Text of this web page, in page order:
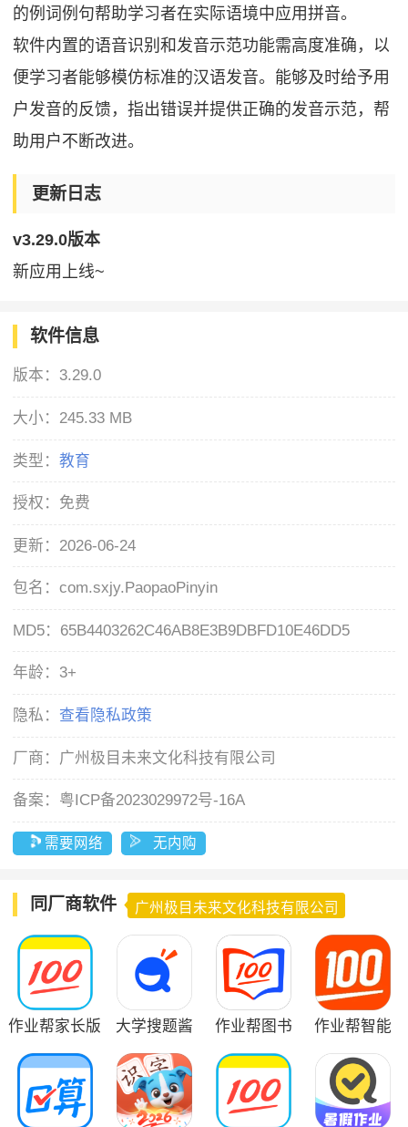
的例词例句帮助学习者在实际语境中应用拼音。
软件内置的语音识别和发音示范功能需高度准确，以
便学习者能够模仿标准的汉语发音。能够及时给予用
户发音的反馈，指出错误并提供正确的发音示范，帮
助用户不断改进。
更新日志
v3.29.0版本
新应用上线~
软件信息
版本： 3.29.0
大小： 245.33 MB
类型：教育
授权： 免费
更新： 2026-06-24
包名：com.sxjy.PaopaoPinyin
MD5： 65B4403262C46AB8E3B9DBFD10E46DD5
年龄： 3+
隐私： 查看隐私政策
厂商： 广州极目未来文化科技有限公司
备案： 粤ICP备2023029972号-16A
需要网络 无内购
同厂商软件 广州极目未来文化科技有限公司
作业帮家长版
大学搜题酱
作业帮图书
作业帮智能